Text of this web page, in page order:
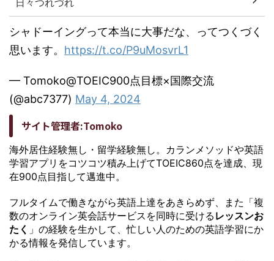
シャドーイングって本当に大事だな、ってつくづく
思います。 https://t.co/P9uMosvrL1
— Tomoko@TOEIC900点目標×国際交流
(@abc7377) May 4, 2024
サイト管理者:Tomoko
海外居住経験無し・留学経験無し。カランメソッドや英語
学習アプリをコツコツ積み上げてTOEIC860点を達成、現
在900点目指して邁進中。
フルタイムで働きながら英語上達をあきらめず、また「複
数のオンライン英会話サービスを同時に受ける レッスンお
たく 」の経験を生かして、忙しい人のための英語学習にか
かる情報を発信しています。